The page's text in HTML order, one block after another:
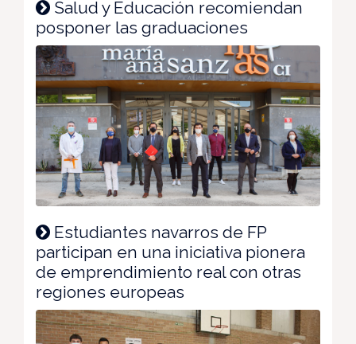
Salud y Educación recomiendan
posponer las graduaciones
Estudiantes navarros de FP
participan en una iniciativa pionera
de emprendimiento real con otras
regiones europeas